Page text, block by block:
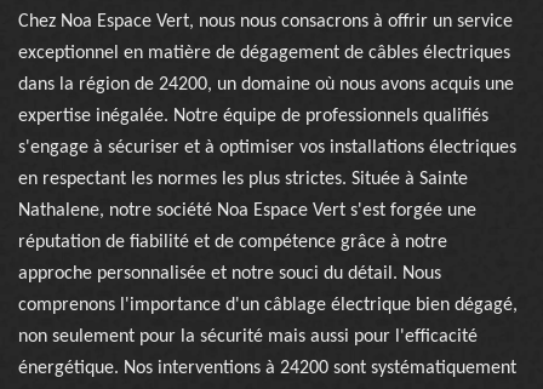
Chez Noa Espace Vert, nous nous consacrons à offrir un service
exceptionnel en matière de dégagement de câbles électriques
dans la région de 24200, un domaine où nous avons acquis une
expertise inégalée. Notre équipe de professionnels qualifiés
s'engage à sécuriser et à optimiser vos installations électriques
en respectant les normes les plus strictes. Située à Sainte
Nathalene, notre société Noa Espace Vert s'est forgée une
réputation de fiabilité et de compétence grâce à notre
approche personnalisée et notre souci du détail. Nous
comprenons l'importance d'un câblage électrique bien dégagé,
non seulement pour la sécurité mais aussi pour l'efficacité
énergétique. Nos interventions à 24200 sont systématiquement